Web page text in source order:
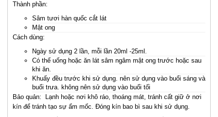
Thành phần:
Sâm tươi hàn quốc cắt lát
Mật ong
​Cách dùng:
Ngày sử dụng 2 lần, mỗi lần 20ml -25ml.
Có thể uống hoặc ăn lát sâm ngâm mật ong trước hoặc sau
khi ăn.
Khuấy đều trước khi sử dụng. nên sử dụng vào buổi sáng và
buổi trưa. không nên sử dụng vào buổi tối
Bảo quản: Lạnh hoặc nơi khô ráo, thoáng mát, tránh cất giữ ở nơi
kín để tránh tạo sự ẩm mốc. Đóng kín bao bì sau khi sử dụng.